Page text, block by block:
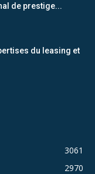
de prestige...
du leasing et
3061
2970